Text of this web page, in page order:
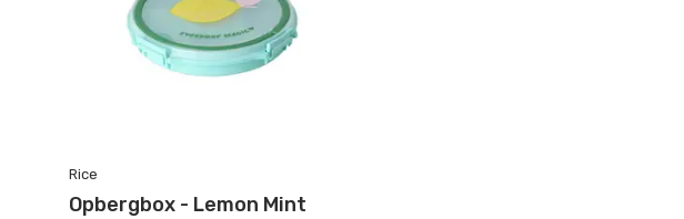
Rice
Opbergbox - Lemon Mint